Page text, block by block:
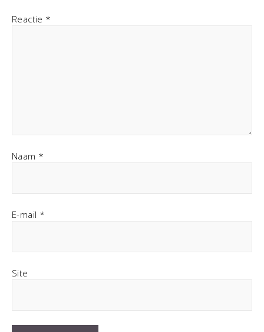
Reactie *
Naam *
E-mail *
Site